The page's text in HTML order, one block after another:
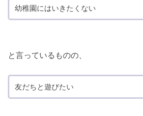
幼稚園にはいきたくない
と言っているものの、
友だちと遊びたい